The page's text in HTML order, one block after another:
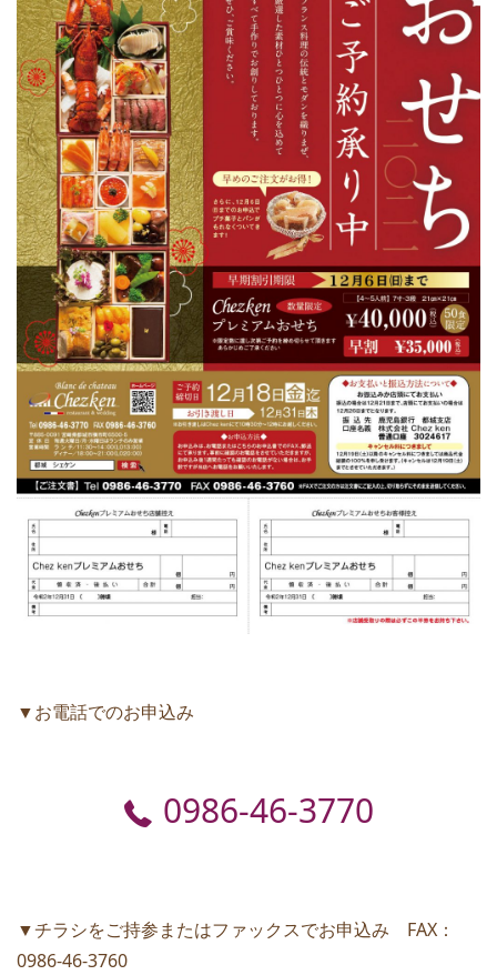
▼お電話でのお申込み
0986-46-3770
▼チラシをご持参またはファックスでお申込み FAX：
0986-46-3760